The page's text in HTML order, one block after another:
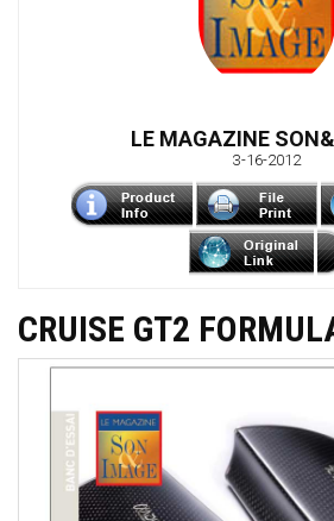
LE MAGAZINE
3-16-2012
CRUISE GT2